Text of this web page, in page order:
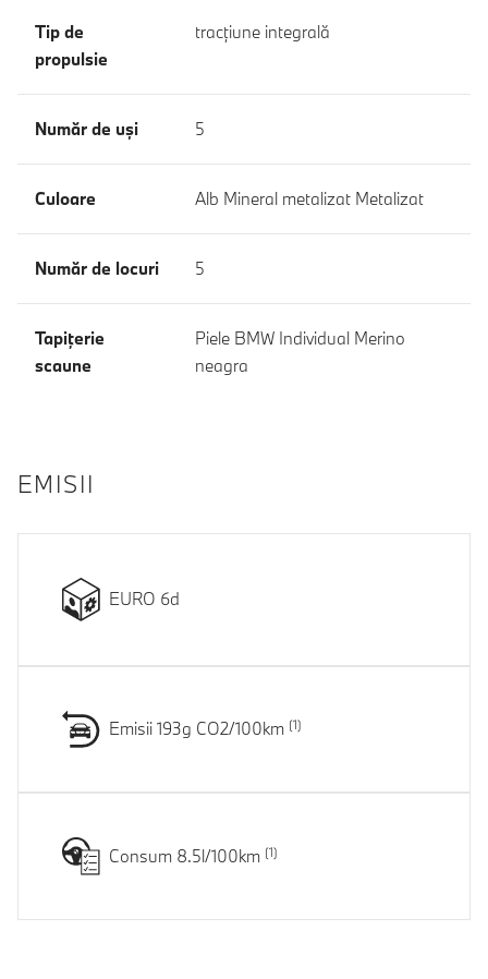
Tip de
propulsie
tracţiune integrală
Număr de uşi 5
Culoare Alb Mineral metalizat Metalizat
Număr de locuri 5
Tapiţerie
scaune
Piele BMW Individual Merino
neagra
EMISII
EURO 6d
Emisii 193g CO2/100km
Consum 8.5l/100km